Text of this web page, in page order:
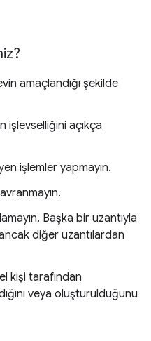
amaçlandığı şekilde
işlevselliğini açıkça
işlemler yapmayın.
Başka bir uzantıyla
diğer uzantılardan
kişi tarafından
veya oluşturulduğunu